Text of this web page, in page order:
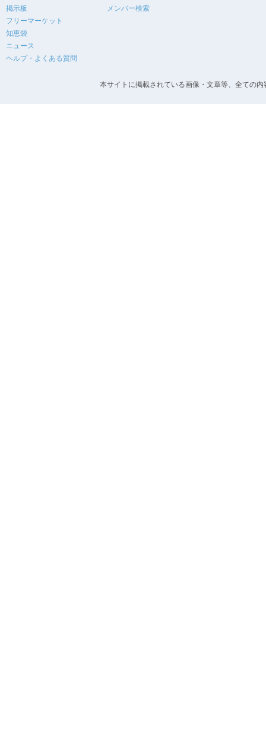
掲示板
フリーマーケット
知恵袋
ニュース
ヘルプ・よくある質問
メンバー検索
本サイトに掲載されている画像・文章等、全ての